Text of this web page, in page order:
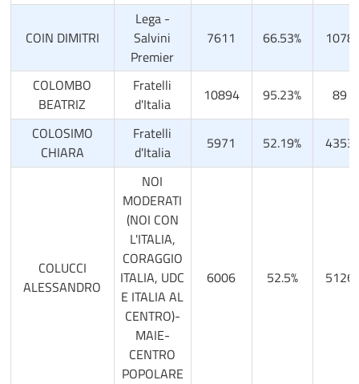
COIN DIMITRI
Lega -
Salvini
Premier
7611 66.53% 1078
COLOMBO
BEATRIZ
Fratelli
d'Italia
10894 95.23%
89
COLOSIMO
CHIARA
Fratelli
d'Italia
5971 52.19% 4353
COLUCCI
ALESSANDRO
NOI
MODERATI
(NOI CON
L'ITALIA,
CORAGGIO
ITALIA, UDC
E ITALIA AL
CENTRO)-
MAIE-
CENTRO
POPOLARE
6006 52.5% 5126